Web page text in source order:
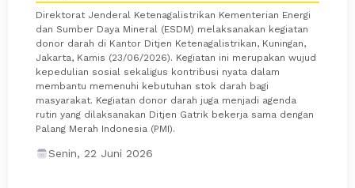
Direktorat Jenderal Ketenagalistrikan Kementerian Energi
dan Sumber Daya Mineral (ESDM) melaksanakan kegiatan
donor darah di Kantor Ditjen Ketenagalistrikan, Kuningan,
Jakarta, Kamis (23/06/2026). Kegiatan ini merupakan wujud
kepedulian sosial sekaligus kontribusi nyata dalam
membantu memenuhi kebutuhan stok darah bagi
masyarakat. Kegiatan donor darah juga menjadi agenda
rutin yang dilaksanakan Ditjen Gatrik bekerja sama dengan
Palang Merah Indonesia (PMI).
Senin, 22 Juni 2026